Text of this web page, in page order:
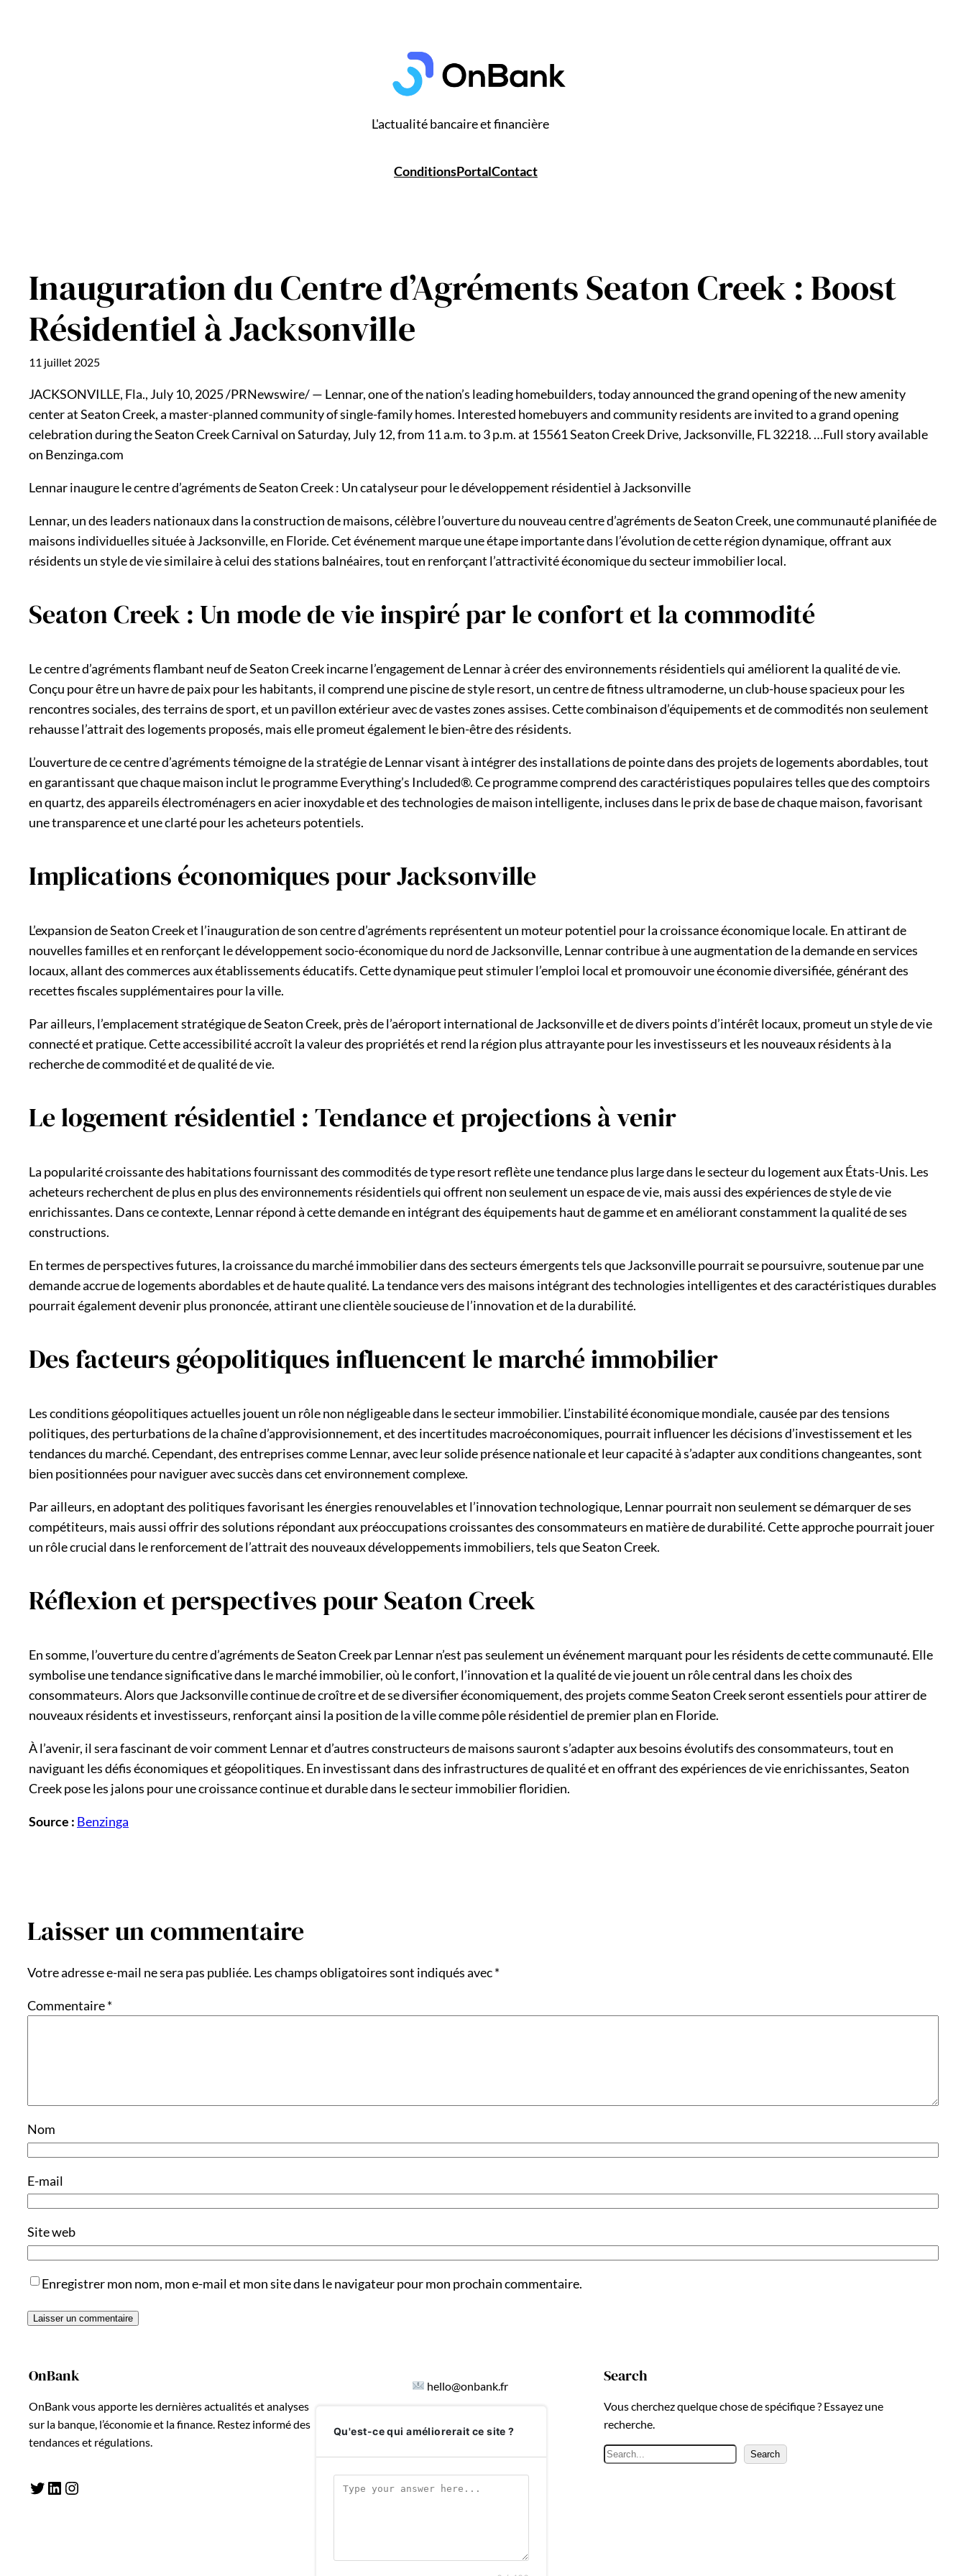
L'actualité bancaire et financière
ConditionsPortalContact
Inauguration du Centre d’Agréments Seaton Creek : Boost
Résidentiel à Jacksonville
11 juillet 2025
JACKSONVILLE, Fla., July 10, 2025 /PRNewswire/ — Lennar, one of the nation’s leading homebuilders, today announced the grand opening of the new amenity
center at Seaton Creek, a master-planned community of single-family homes. Interested homebuyers and community residents are invited to a grand opening
celebration during the Seaton Creek Carnival on Saturday, July 12, from 11 a.m. to 3 p.m. at 15561 Seaton Creek Drive, Jacksonville, FL 32218. …Full story available
on Benzinga.com
Lennar inaugure le centre d’agréments de Seaton Creek : Un catalyseur pour le développement résidentiel à Jacksonville
Lennar, un des leaders nationaux dans la construction de maisons, célèbre l’ouverture du nouveau centre d’agréments de Seaton Creek, une communauté planifiée de
maisons individuelles située à Jacksonville, en Floride. Cet événement marque une étape importante dans l’évolution de cette région dynamique, offrant aux
résidents un style de vie similaire à celui des stations balnéaires, tout en renforçant l’attractivité économique du secteur immobilier local.
Seaton Creek : Un mode de vie inspiré par le confort et la commodité
Le centre d’agréments flambant neuf de Seaton Creek incarne l’engagement de Lennar à créer des environnements résidentiels qui améliorent la qualité de vie.
Conçu pour être un havre de paix pour les habitants, il comprend une piscine de style resort, un centre de fitness ultramoderne, un club-house spacieux pour les
rencontres sociales, des terrains de sport, et un pavillon extérieur avec de vastes zones assises. Cette combinaison d’équipements et de commodités non seulement
rehausse l’attrait des logements proposés, mais elle promeut également le bien-être des résidents.
L’ouverture de ce centre d’agréments témoigne de la stratégie de Lennar visant à intégrer des installations de pointe dans des projets de logements abordables, tout
en garantissant que chaque maison inclut le programme Everything’s Included®. Ce programme comprend des caractéristiques populaires telles que des comptoirs
en quartz, des appareils électroménagers en acier inoxydable et des technologies de maison intelligente, incluses dans le prix de base de chaque maison, favorisant
une transparence et une clarté pour les acheteurs potentiels.
Implications économiques pour Jacksonville
L’expansion de Seaton Creek et l’inauguration de son centre d’agréments représentent un moteur potentiel pour la croissance économique locale. En attirant de
nouvelles familles et en renforçant le développement socio-économique du nord de Jacksonville, Lennar contribue à une augmentation de la demande en services
locaux, allant des commerces aux établissements éducatifs. Cette dynamique peut stimuler l’emploi local et promouvoir une économie diversifiée, générant des
recettes fiscales supplémentaires pour la ville.
Par ailleurs, l’emplacement stratégique de Seaton Creek, près de l’aéroport international de Jacksonville et de divers points d’intérêt locaux, promeut un style de vie
connecté et pratique. Cette accessibilité accroît la valeur des propriétés et rend la région plus attrayante pour les investisseurs et les nouveaux résidents à la
recherche de commodité et de qualité de vie.
Le logement résidentiel : Tendance et projections à venir
La popularité croissante des habitations fournissant des commodités de type resort reflète une tendance plus large dans le secteur du logement aux États-Unis. Les
acheteurs recherchent de plus en plus des environnements résidentiels qui offrent non seulement un espace de vie, mais aussi des expériences de style de vie
enrichissantes. Dans ce contexte, Lennar répond à cette demande en intégrant des équipements haut de gamme et en améliorant constamment la qualité de ses
constructions.
En termes de perspectives futures, la croissance du marché immobilier dans des secteurs émergents tels que Jacksonville pourrait se poursuivre, soutenue par une
demande accrue de logements abordables et de haute qualité. La tendance vers des maisons intégrant des technologies intelligentes et des caractéristiques durables
pourrait également devenir plus prononcée, attirant une clientèle soucieuse de l’innovation et de la durabilité.
Des facteurs géopolitiques influencent le marché immobilier
Les conditions géopolitiques actuelles jouent un rôle non négligeable dans le secteur immobilier. L’instabilité économique mondiale, causée par des tensions
politiques, des perturbations de la chaîne d’approvisionnement, et des incertitudes macroéconomiques, pourrait influencer les décisions d’investissement et les
tendances du marché. Cependant, des entreprises comme Lennar, avec leur solide présence nationale et leur capacité à s’adapter aux conditions changeantes, sont
bien positionnées pour naviguer avec succès dans cet environnement complexe.
Par ailleurs, en adoptant des politiques favorisant les énergies renouvelables et l’innovation technologique, Lennar pourrait non seulement se démarquer de ses
compétiteurs, mais aussi offrir des solutions répondant aux préoccupations croissantes des consommateurs en matière de durabilité. Cette approche pourrait jouer
un rôle crucial dans le renforcement de l’attrait des nouveaux développements immobiliers, tels que Seaton Creek.
Réflexion et perspectives pour Seaton Creek
En somme, l’ouverture du centre d’agréments de Seaton Creek par Lennar n’est pas seulement un événement marquant pour les résidents de cette communauté. Elle
symbolise une tendance significative dans le marché immobilier, où le confort, l’innovation et la qualité de vie jouent un rôle central dans les choix des
consommateurs. Alors que Jacksonville continue de croître et de se diversifier économiquement, des projets comme Seaton Creek seront essentiels pour attirer de
nouveaux résidents et investisseurs, renforçant ainsi la position de la ville comme pôle résidentiel de premier plan en Floride.
À l’avenir, il sera fascinant de voir comment Lennar et d’autres constructeurs de maisons sauront s’adapter aux besoins évolutifs des consommateurs, tout en
naviguant les défis économiques et géopolitiques. En investissant dans des infrastructures de qualité et en offrant des expériences de vie enrichissantes, Seaton
Creek pose les jalons pour une croissance continue et durable dans le secteur immobilier floridien.
Source : Benzinga
Laisser un commentaire
Votre adresse e-mail ne sera pas publiée. Les champs obligatoires sont indiqués avec*
Commentaire*
Nom
E-mail
Site web
Enregistrer mon nom, mon e-mail et mon site dans le navigateur pour mon prochain commentaire.
OnBank
OnBank vous apporte les dernières actualités et analyses
sur la banque, l’économie et la finance. Restez informé des
tendances et régulations.
Twitter LinkedIn Instagram
hello@onbank.fr
Qu'est-ce qui améliorerait ce site ?
Search
Vous cherchez quelque chose de spécifique ? Essayez une
recherche.
R
Search